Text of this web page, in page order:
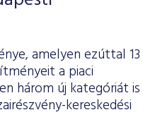
amelyen ezúttal 13
a piaci
három új kategóriát is
kereskedési